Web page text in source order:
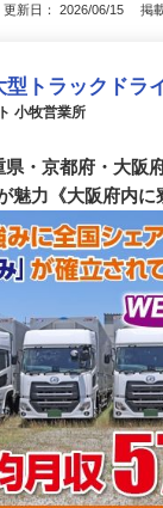
更新日： 2026/06/15 掲
トラックドラ
小牧営業所
・京都府・大阪
魅力《大阪府内に